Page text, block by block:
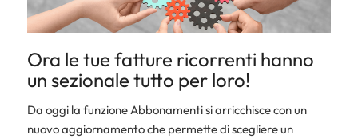
Ora le tue fatture ricorrenti hanno
un sezionale tutto per loro!
Da oggi la funzione Abbonamenti si arricchisce con un
nuovo aggiornamento che permette di scegliere un